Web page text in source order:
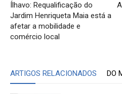
Ílhavo: Requalificação do
Jardim Henriqueta Maia está a
afetar a mobilidade e
comércio local
ARTIGOS RELACIONADOS DO